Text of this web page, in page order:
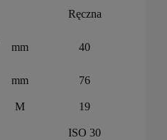
Ręczna
mm 40
mm 76
M 19
ISO 30